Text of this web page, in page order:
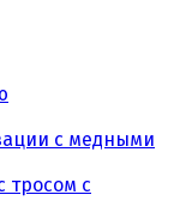
с медными
тросом с